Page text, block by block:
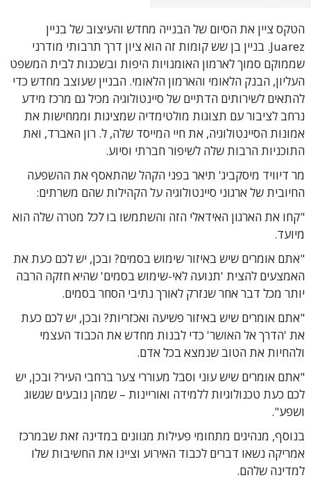
הטקס ציין את הסיום של הבנייה מחדש והעיצוב של בניין
Juarez. בניין בן שש קומות זה הוא ציון דרך תרבותי מודרני
שממוקם סמוך לארמון האומנויות היפות ובשכנות לבית המשפט
העליון, הבנק הלאומי והארמון הלאומי. הבניין שעוצב מחדש כדי
להתאים לשירותים הדתיים של סיינטולוגיה מכיל גם מרכז מידע
נרחב לציבור עם תצוגות מולטימדיה שמציגות וממחישות את
אמונות הסיינטולוגיה, את חיי המייסד שלה, ל. רון האברד, ואת
התוכניות הרבות שלה לשיפור חברתי וסיוע.
מר דיוויד מיסקביג' תיאר בפני הקהל שהתאסף את ההשפעה
החיובית של ארגוני סיינטולוגיה על הקהילות שהם משרתים:
"קחו את הארגון האידאלי הזה והשתמשו בולכל מטרה שלה הוא
מיועד.
"אתם אומרים שיש באיזור שימוש בסמים? ובכן, יש לכם כעת את
האמצעים להצית 'תנועה לאי-שימוש בסמים' שהיא חזקה הרבה
יותר מכל דבר אחר שנזרק לאורך נתיבי הסחר בסמים.
"אתם אומרים שיש באיזור פשיעה ואכזריות? ובכן, יש לכם כעת
את 'הדרך אל האושר' כדי לבנות מחדש את הכבוד העצמי
ולהחיות את הטוב שנמצא בכל אדם.
"אתם אומרים שיש עוני וסבל מעוררי צער ברחבי העיר? ובכן, יש
לכם כעת טכנולוגיות ללמידה ואוריינות – שמהן נובעים שגשוג
ושפע".
בנוסף, מנהיגים מתחומי פעילות מגוונים במדינה זאת שבמרכז
אמריקה נשאו דברים לכבוד האירוע וציינו את החשיבות שלו
למדינה שלהם.